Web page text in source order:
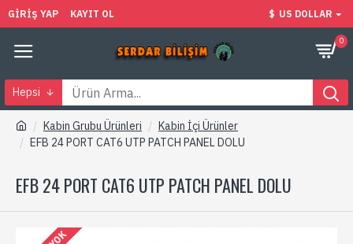
GIRIŞ YAP KAYIT OL $ US DOLLAR
0
Hepsi
Kabin Grubu Ürünleri
Kabin İçi Ürünler
EFB 24 PORT CAT6 UTP PATCH PANEL DOLU
EFB 24 PORT CAT6 UTP PATCH PANEL DOLU